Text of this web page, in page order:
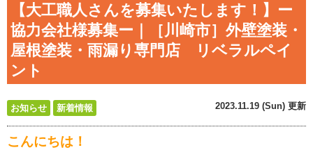
【大工職人さんを募集いたします！】ー
協力会社様募集ー｜［川崎市］外壁塗装・
屋根塗装・雨漏り専門店 リベラルペイ
ント
お知らせ 新着情報 2023.11.19 (Sun) 更新
こんにちは！